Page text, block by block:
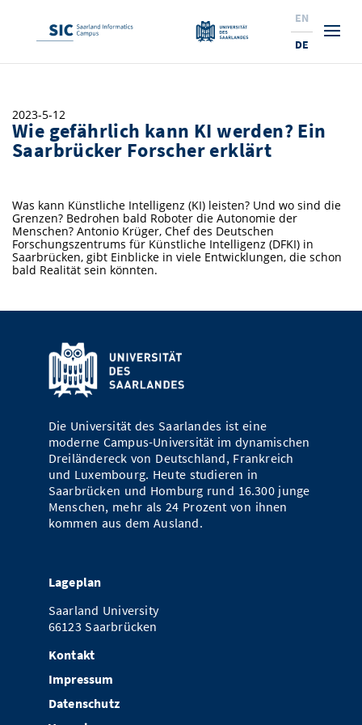
Interessierte & BewerberInnen
Angebote für SchülerInnen
10 Gründe für den SIC
NEU: Internationale Studiengänge
Neu am SIC?
Aktuelle Semesterinfos
Beratung für Studierende
Lehrveranstaltungen & AnsprechpartnerInnen
Semestertermine & Klausuren
Prüfungsangelegenheiten
Vom Studium in den Beruf
Service
Service und Support
Stellenangebote
Bibliothek
Study Scheduler
Forschung
Forschungsinstitutionen
Ranking
Forschungsfelder
ProfessorInnen
Forschungsgruppen
Bibliothek
Karrierewege
Promotion
Stellenangebote
News
Termine, Vorträge und Veranstaltungen
Technologietransfer
Innovationsstandort
Kooperieren & Investieren
Forschungsinstitutionen
Start-ups
News & Termine
Pressemeldungen
IT-Themenabend
News
Über Uns
Forschungsinstitutionen
Ranking
Zahlen & Fakten
Pressespiegel
Preise, Auszeichnungen und Förderungen
Kontakt
SIC Merchandise
SIC Podcast
Kontakte & Anfahrt
Anfahrt
AnsprechpartnerInnen, Personen, Forschungsgruppen
Termine, Vorträge und Veranstaltungen
Alumni
EN
DE
2023-5-12
Wie gefährlich kann KI werden? Ein
Saarbrücker Forscher erklärt
Was kann Künstliche Intelligenz (KI) leisten? Und wo sind die
Grenzen? Bedrohen bald Roboter die Autonomie der
Menschen? Antonio Krüger, Chef des Deutschen
Forschungszentrums für Künstliche Intelligenz (DFKI) in
Saarbrücken, gibt Einblicke in viele Entwicklungen, die schon
bald Realität sein könnten.
Die Universität des Saarlandes ist eine
moderne Campus-Universität im dynamischen
Dreiländereck von Deutschland, Frankreich
und Luxembourg. Heute studieren in
Saarbrücken und Homburg rund 16.300 junge
Menschen, mehr als 24 Prozent von ihnen
kommen aus dem Ausland.
Lageplan
Saarland University
66123 Saarbrücken
Kontakt
Impressum
Datenschutz